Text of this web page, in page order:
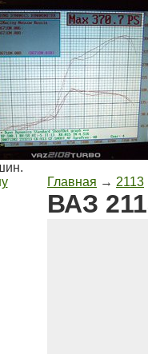
Главная → 2113
ВАЗ